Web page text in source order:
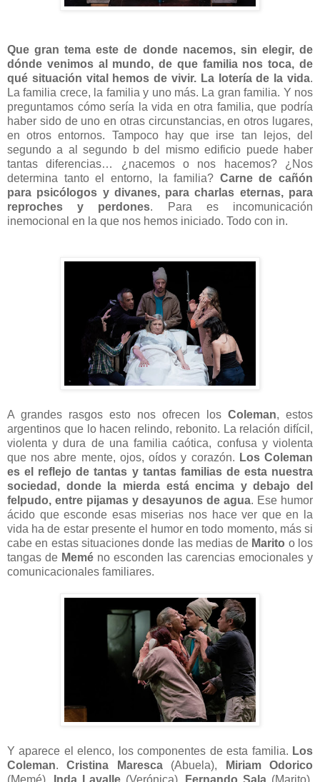
Que gran tema este de donde nacemos, sin elegir, de
dónde venimos al mundo, de que familia nos toca, de
qué situación vital hemos de vivir. La lotería de la vida.
La familia crece, la familia y uno más. La gran familia. Y nos
preguntamos cómo sería la vida en otra familia, que podría
haber sido de uno en otras circunstancias, en otros lugares,
en otros entornos. Tampoco hay que irse tan lejos, del
segundo a al segundo b del mismo edificio puede haber
tantas diferencias… ¿nacemos o nos hacemos? ¿Nos
determina tanto el entorno, la familia? Carne de cañón
para psicólogos y divanes, para charlas eternas, para
reproches y perdones. Para es incomunicación
inemocional en la que nos hemos iniciado. Todo con in.
A grandes rasgos esto nos ofrecen los Coleman, estos
argentinos que lo hacen relindo, rebonito. La relación difícil,
violenta y dura de una familia caótica, confusa y violenta
que nos abre mente, ojos, oídos y corazón. Los Coleman
es el reflejo de tantas y tantas familias de esta nuestra
sociedad, donde la mierda está encima y debajo del
felpudo, entre pijamas y desayunos de agua. Ese humor
ácido que esconde esas miserias nos hace ver que en la
vida ha de estar presente el humor en todo momento, más si
cabe en estas situaciones donde las medias de Marito o los
tangas de Memé no esconden las carencias emocionales y
comunicacionales familiares.
Y aparece el elenco, los componentes de esta familia. Los
Coleman.Cristina Maresca(Abuela),
Miriam Odorico